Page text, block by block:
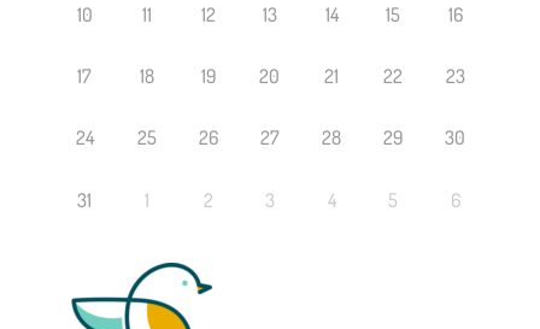
10 11 12 13 14 15 16
17 18 19 20 21 22 23
24 25 26 27 28 29 30
31 1 2 3 4 5 6